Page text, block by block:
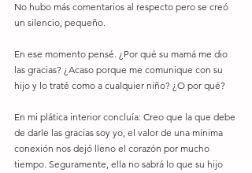
No hubo más comentarios al respecto pero se creó
un silencio, pequeño.
En ese momento pensé. ¿Por qué su mamá me dio
las gracias? ¿Acaso porque me comunique con su
hijo y lo traté como a cualquier niño? ¿O por qué?
En mi plática interior concluía: Creo que la que debe
de darle las gracias soy yo, el valor de una mínima
conexión nos dejó lleno el corazón por mucho
tiempo. Seguramente, ella no sabrá lo que su hijo